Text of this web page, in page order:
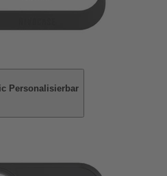
Personalisierbar